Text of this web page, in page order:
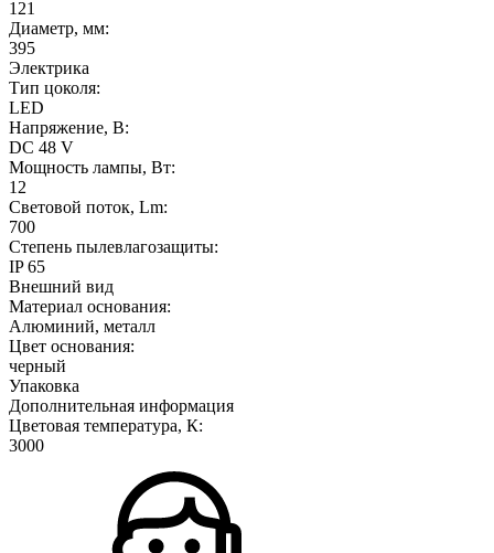
121
Диаметр, мм:
395
Электрика
Тип цоколя:
LED
Напряжение, В:
DC 48 V
Мощность лампы, Вт:
12
Световой поток, Lm:
700
Степень пылевлагозащиты:
IP 65
Внешний вид
Материал основания:
Алюминий, металл
Цвет основания:
черный
Упаковка
Дополнительная информация
Цветовая температура, К:
3000